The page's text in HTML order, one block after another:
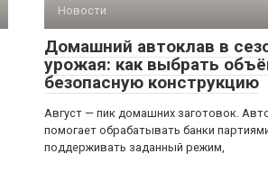
Новости
Домашний автоклав в
урожая: как выбрать
безопасную конструкцию
Август — пик домашних заготовок.
помогает обрабатывать банки
поддерживать заданный режим,